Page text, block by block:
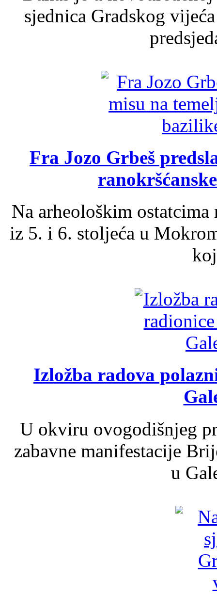
sjednica Gradskog
Fra Jozo Grbeš
Na arheološkim
iz 5. i 6. stoljeća u
Izložba radova
U okviru ovogodišnjeg
zabavne manifestacije
u